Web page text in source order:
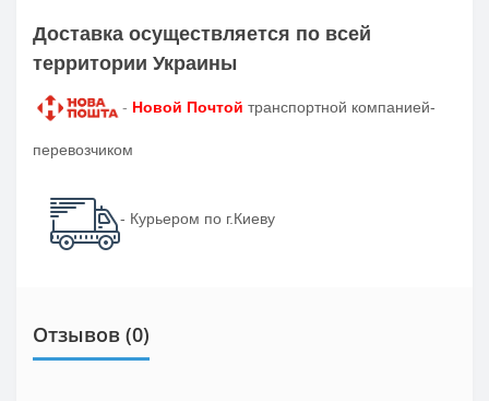
Доставка осуществляется по всей
территории Украины
- Новой Почтой транспортной компанией-
перевозчиком
- Курьером по г.Киеву
Отзывов (0)